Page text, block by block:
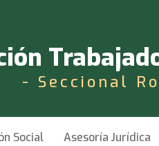
- Seccional
Social Asesoría Jurídica